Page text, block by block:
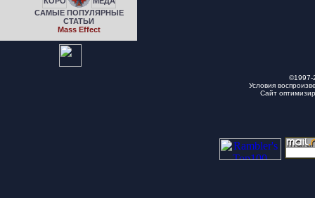
САМЫЕ ПОПУЛЯРНЫЕ
СТАТЬИ
Mass Effect
Условия
Сайт